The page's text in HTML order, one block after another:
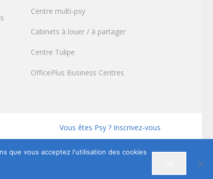
Centre multi-psy
Cabinets à louer / à partager
Centre Tulipe
OfficePlus Business Centres
Vous êtes Psy ? Inscrivez-vous
que vous acceptez l'utilisation des cookies